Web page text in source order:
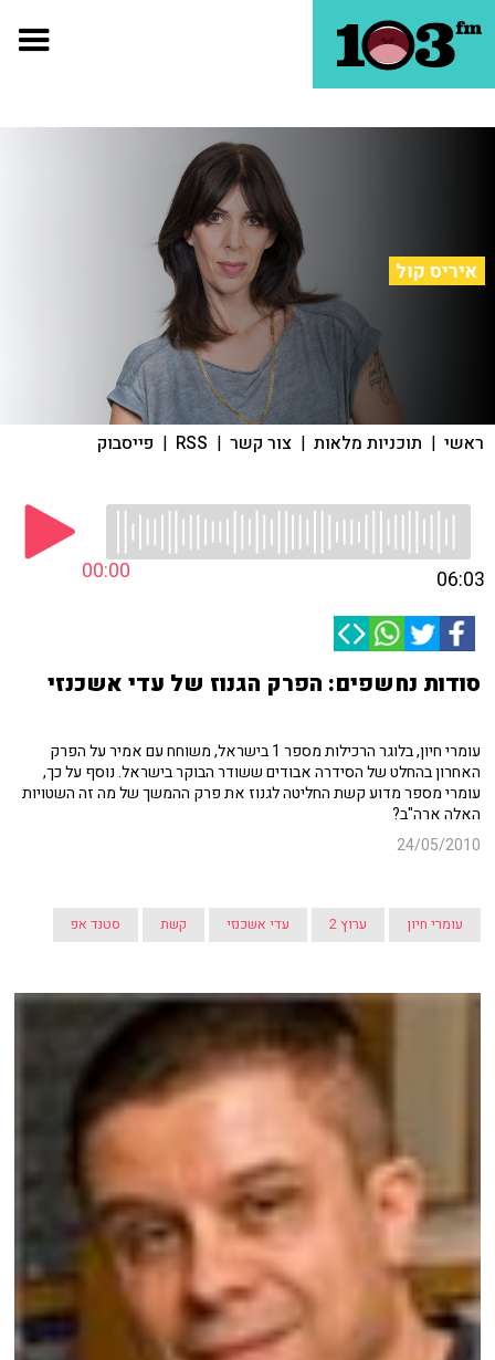
איריס קול
ראשי | תוכניות מלאות | צור קשר |
RSS
| פייסבוק
00:00 06:03
סודות נחשפים: הפרק הגנוז של עדי אשכנזי
עומרי חיון, בלוגר הרכילות מספר 1 בישראל, משוחח עם אמיר על הפרק
האחרון בהחלט של הסידרה אבודים ששודר הבוקר בישראל. נוסף על כך,
עומרי מספר מדוע קשת החליטה לגנוז את פרק ההמשך של מה זה השטויות
האלה ארה"ב?
24/05/2010
עומרי חיון ערוץ 2 עדי אשכנזי קשת סטנד אפ